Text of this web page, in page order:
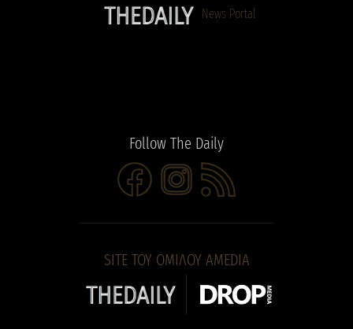
News Portal
Follow The Daily
https://www.facebook.com/people/The-Daily/
Instagram
Τροφοδοσία RSS
SITE ΤΟΥ ΟΜΙΛΟΥ AMEDIA